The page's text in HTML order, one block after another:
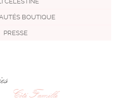
BOUTIQUE
PRESSE
Côté Famille